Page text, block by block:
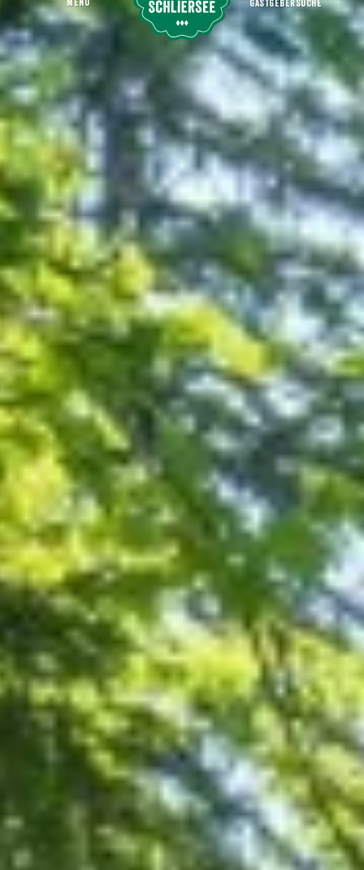
Startseite Tegernseer Heimatführer - Von der Wiese in den Mund
MENU GASTGEBERSUCHE